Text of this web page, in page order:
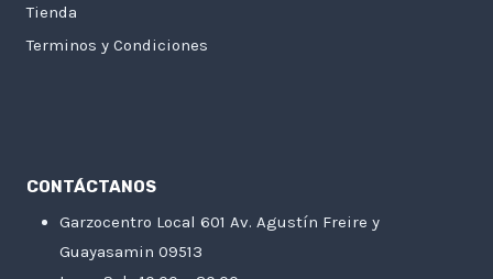
Tienda
Terminos y Condiciones
CONTÁCTANOS
Garzocentro Local 601 Av. Agustín Freire y
Guayasamin 09513